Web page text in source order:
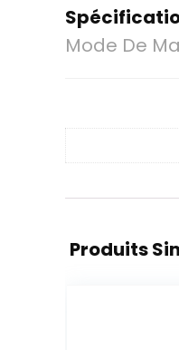
Mode De
Produits